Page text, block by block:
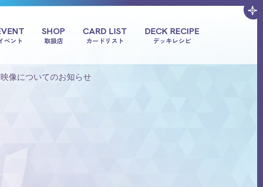
ベント
SHOP
取扱店
CARD LIST
カードリスト
DECK RECIPE
デッキレシピ
像についてのお知らせ